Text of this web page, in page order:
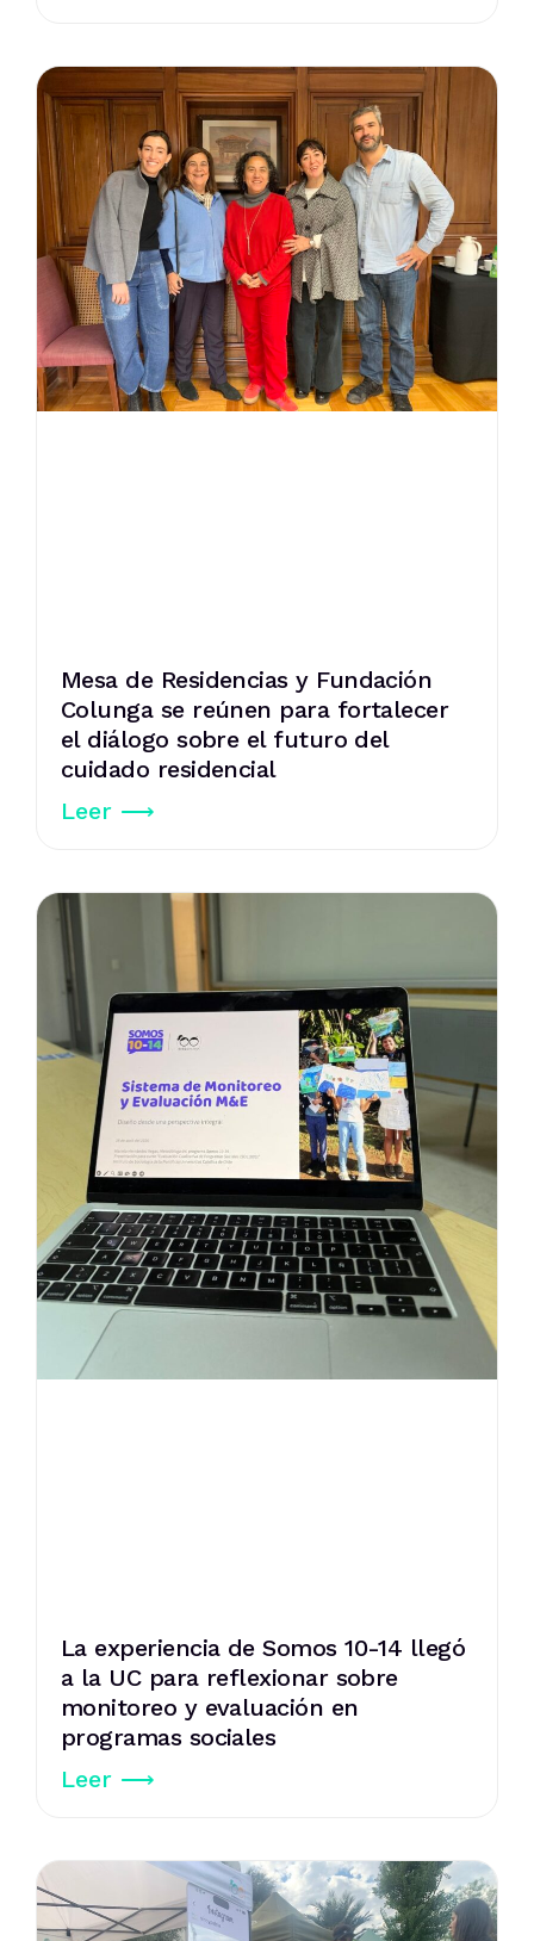
Mesa de Residencias y Fundación
Colunga se reúnen para fortalecer
el diálogo sobre el futuro del
cuidado residencial
Leer ⟶
La experiencia de Somos 10-14 llegó
a la UC para reflexionar sobre
monitoreo y evaluación en
programas sociales
Leer ⟶